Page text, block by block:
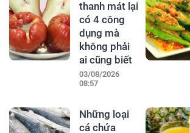
thanh mát lại
có 4 công
dụng mà
không phải
ai cũng biết
03/08/2026
08:57
Những loại
cá chứa